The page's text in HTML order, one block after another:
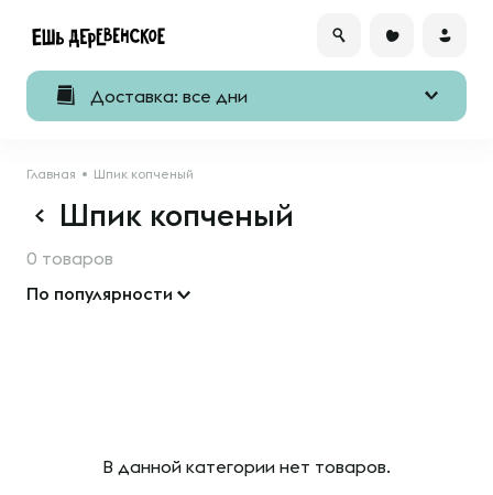
Доставка: все дни
Главная Шпик копченый
Шпик копченый
0 товаров
По популярности
В данной категории нет товаров.